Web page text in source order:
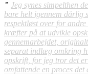
” Jeg synes simpelthen
bare helt igennem dårlig
respektløst over for
kræfter på at udvikle
gennemarbejdet,
separat indlæg omkring
opskrift, for jeg tror det
omfattende en proces det